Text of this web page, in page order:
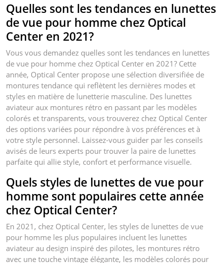
Quelles sont les tendances en lunettes
de vue pour homme chez Optical
Center en 2021?
Vous vous demandez quelles sont les tendances en lunettes
de vue pour homme chez Optical Center en 2021? Cette
année, Optical Center propose une sélection diversifiée de
montures tendance qui reflètent les dernières modes et
styles en matière de lunetterie masculine. Des lunettes
aviateur aux montures rétro en passant par les modèles
colorés et transparents, vous trouverez chez Optical Center
des options variées pour répondre à vos préférences et à
votre style personnel. Laissez-vous guider par les conseils
avisés de leurs experts pour trouver la paire de lunettes
parfaite qui allie style, confort et performance visuelle.
Quels styles de lunettes de vue pour
homme sont populaires cette année
chez Optical Center?
En 2021, chez Optical Center, les styles de lunettes de vue
pour homme les plus populaires incluent les lunettes
aviateur au design inspiré des pilotes, les montures rétro
avec une touche vintage élégante, les modèles colorés pour